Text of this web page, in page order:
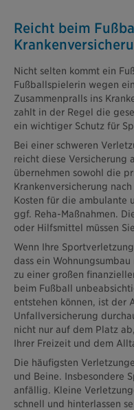
Reicht beim
Nicht selten kommt ein
Fußballspielerin wegen
Zusammenpralls ins
zahlt in der Regel die
ein wichtiger Schutz für
Bei einer schweren
reicht diese Versicherung
übernehmen sowohl die
Krankenversicherung
Kosten für die ambulante
ggf. Reha-Maßnahmen.
oder Hilfsmittel müssen
Wenn Ihre
dass ein
zu einer großen
beim Fußball
entstehen können, ist der
Unfallversicherung
nicht nur auf dem Platz
Ihrer Freizeit und dem
Die häufigsten
und Beine. Insbesondere
anfällig. Kleine
schnell und hinterlassen